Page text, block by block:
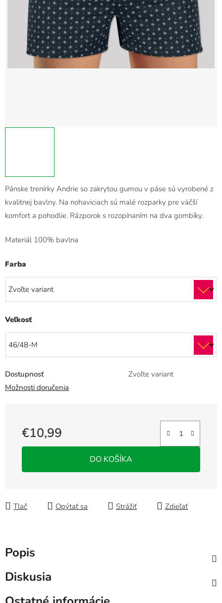
Pánske trenírky Andrie so zakrytou gumou v páse sú vyrobené z
kvalitnej bavlny. Na nohaviciach sú malé rozparky pre väčší
komfort a pohodlie. Rázporok s rozopínaním na dva gombíky.
Materiál 100% bavlna
Farba
Veľkosť
Dostupnosť
Zvoľte variant
Možnosti doručenia
€10,99
Jednotková cena:
DO KOŠÍKA
Tlač Opýtať sa Strážiť Zdieľať
Popis
Diskusia